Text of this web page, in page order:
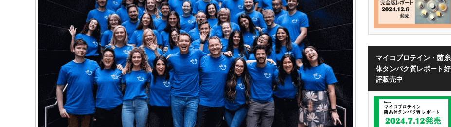
マイコプロテイン・菌糸
体タンパク質レポート好
評販売中